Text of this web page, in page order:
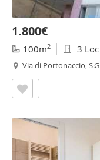
1.800€
100m2 3 Loc
Via di Portonaccio,